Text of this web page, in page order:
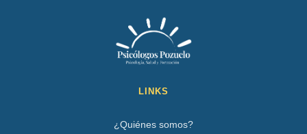
LINKS
¿Quiénes somos?